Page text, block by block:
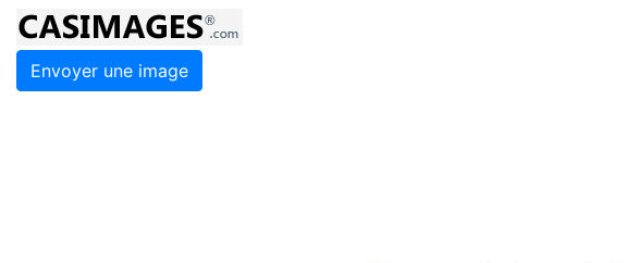
Envoyer une image